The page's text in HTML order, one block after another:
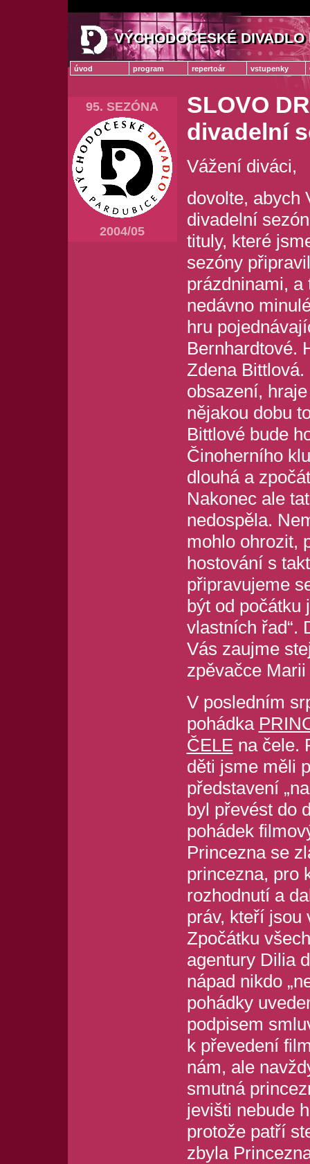
VÝCHODOČESKÉ
VÝCHODOČESKÉ DIVADLO
úvod program repertoár vstupenky
95. SEZÓNA
2004/05
SLOVO
divadelní
Vážení diváci,
dovolte, abych
divadelní
tituly, které
sezóny
prázdninami, a
nedávno
hru
Bernhardtové.
Zdena
obsazení,
nějakou dobu
Bittlové bude
Činoherního
dlouhá a
Nakonec ale
nedospěla.
mohlo ohrozit,
hostování s
připravujeme
být od počátku
vlastních řad“.
Vás zaujme
zpěvačce
V posledním
pohádka
ČELEna čele.
děti jsme měli
představení
byl převést do
pohádek
Princezna se
princezna, pro
rozhodnutí a
práv, kteří jsou
Zpočátku
agentury Dilia
nápad nikdo
pohádky
podpisem
k převedení
nám, ale
smutná
jevišti nebude
protože patří
zbyla